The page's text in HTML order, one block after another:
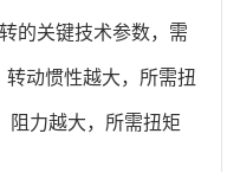
的关键技术参数，需
动惯性越大，所需扭
阻力越大，所需扭矩